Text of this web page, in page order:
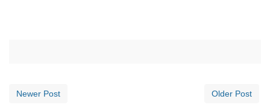
Newer Post Older Post